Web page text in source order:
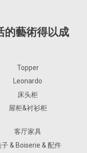
的藝術得以成
Topper
Leonardo
床头柜
屉柜&衬衫柜
客厅家具
子 & Boiserie & 配件